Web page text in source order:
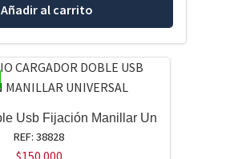
Añadir al carrito
Usb Fijación Manillar Un
REF: 38828